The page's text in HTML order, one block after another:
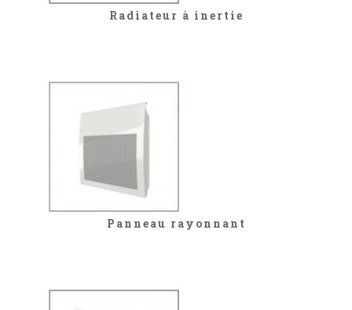
Radiateur à inertie
Panneau rayonnant